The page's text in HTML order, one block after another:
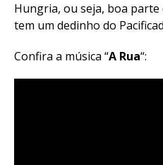
Hungria, ou seja, boa
tem um dedinho do
Confira a música “A Rua“: